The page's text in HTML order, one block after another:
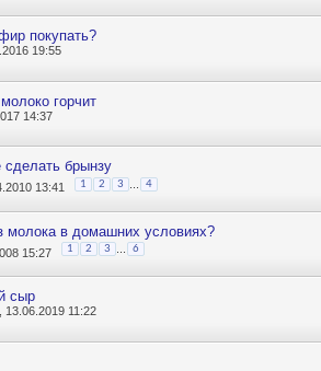
покупать?
19:55
горчит
14:37
сделать брынзу
13:41 1 2 3 4
молока в домашних условиях?
15:27 1 2 3 6
сыр
, 13.06.2019 11:22